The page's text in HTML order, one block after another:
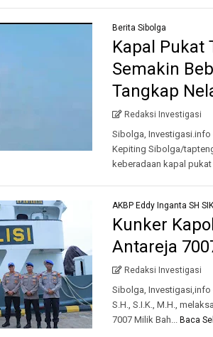
Berita Sibolga
Kapal Pukat
Semakin
Tangkap
Redaksi Investigasi
Sibolga, Investigasi.info
Kepiting Sibolga/
keberadaan kapal pukat
AKBP Eddy Inganta SH
Kunker
Antareja
Redaksi Investigasi
Sibolga, Investigasi,info
S.H., S.I.K., M.H.,
7007 Milik Bah...
Baca